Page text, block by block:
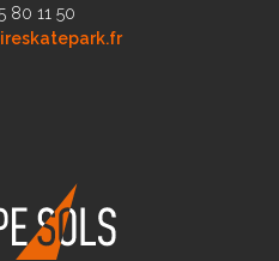
80 11 50